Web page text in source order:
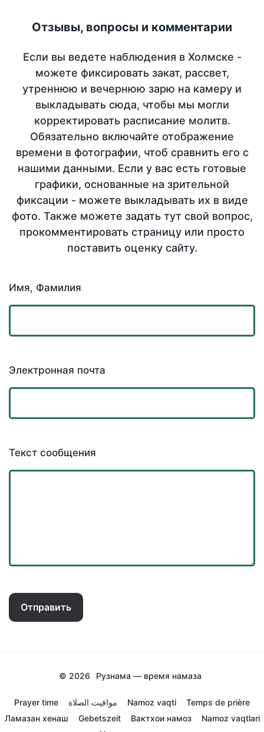
Отзывы, вопросы и комментарии
Если вы ведете наблюдения в Холмске -
можете фиксировать закат, рассвет,
утреннюю и вечернюю зарю на камеру и
выкладывать сюда, чтобы мы могли
корректировать расписание молитв.
Обязательно включайте отображение
времени в фотографии, чтоб сравнить его с
нашими данными. Если у вас есть готовые
графики, основанные на зрительной
фиксации - можете выкладывать их в виде
фото. Также можете задать тут свой вопрос,
прокомментировать страницу или просто
поставить оценку сайту.
Имя, Фамилия
Электронная почта
Текст сообщения
Отправить
© 2026 Рузнама — время намаза
Prayer time مواقيت الصلاة Namoz vaqti
Temps de prière
Ламазан хенаш
Gebetszeit Вактхои намоз
Namoz vaqtlari